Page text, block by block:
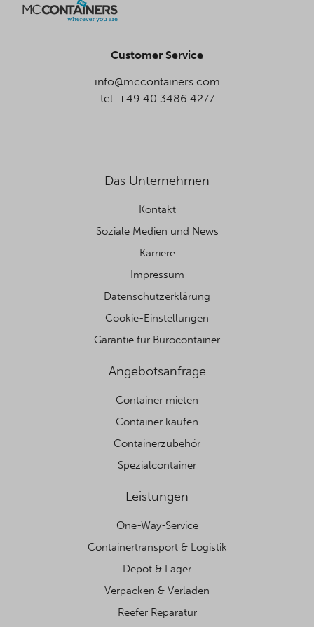
Customer Service
info@mccontainers.com
tel. +49 40 3486 4277
Das Unternehmen
Kontakt
Soziale Medien und News
Karriere
Impressum
Datenschutzerklärung
Cookie-Einstellungen
Garantie für Bürocontainer
Angebotsanfrage
Container mieten
Container kaufen
Containerzubehör
Spezialcontainer
Leistungen
One-Way-Service
Containertransport & Logistik
Depot & Lager
Verpacken & Verladen
Reefer Reparatur